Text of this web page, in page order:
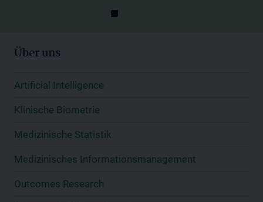
Über uns
Artificial Intelligence
Klinische Biometrie
Medizinische Statistik
Medizinisches Informationsmanagement
Outcomes Research